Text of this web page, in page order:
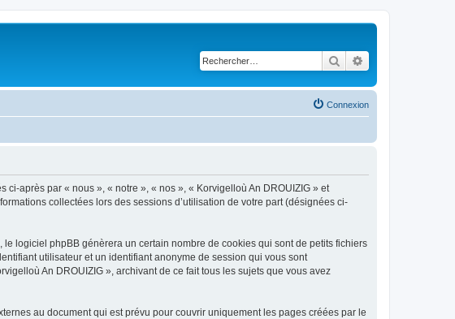
Rechercher
Connexion
après par « nous », « notre », « nos », « Korvigelloù An DROUIZIG » et
collectées lors des sessions d’utilisation de votre part (désignées ci-
logiciel phpBB génèrera un certain nombre de cookies qui sont de petits fichiers
utilisateur et un identifiant anonyme de session qui vous sont
An DROUIZIG », archivant de ce fait tous les sujets que vous avez
au document qui est prévu pour couvrir uniquement les pages créées par le